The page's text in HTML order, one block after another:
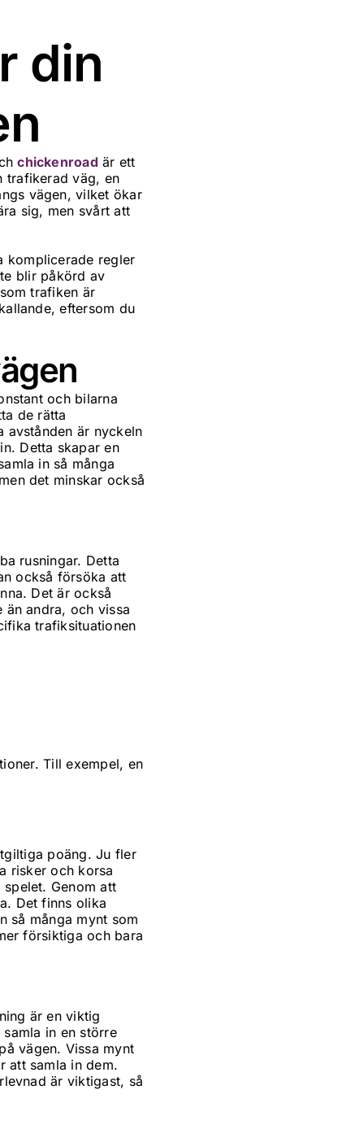
din
chickenroad är ett
trafikerad väg, en
vägen, vilket ökar
sig, men svårt att
komplicerade regler
blir påkörd av
trafiken är
eftersom du
och bilarna
de rätta
avstånden är nyckeln
Detta skapar en
in så många
det minskar också
rusningar. Detta
också försöka att
Det är också
andra, och vissa
trafiksituationen
Till exempel, en
poäng. Ju fler
risker och korsa
Genom att
Det finns olika
så många mynt som
försiktiga och bara
är en viktig
in en större
vägen. Vissa mynt
att samla in dem.
är viktigast, så